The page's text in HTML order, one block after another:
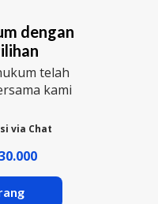
dengan
telah
kami
via Chat